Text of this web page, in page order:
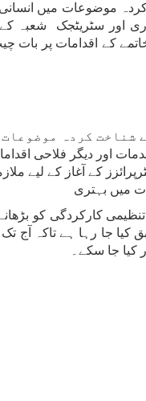
میں انسانی
اور سٹریٹجک شعبہ کے
کے اقدامات پر بات
شناخت کردہ
اور دیگر فلاحی
کے آغاز کے لیے
میں بہتری
کارکردگی کو
کیا جا رہا ہے تاکہ آج
کیا جا سکے۔